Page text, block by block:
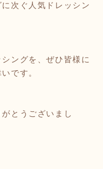
次ぐ人気ドレッシン
ングを、ぜひ皆様に
です。
とうございまし